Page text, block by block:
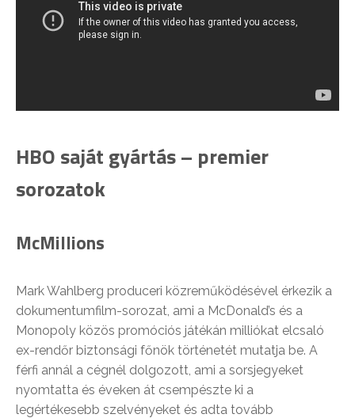
HBO saját gyártás – premier
sorozatok
McMillions
Mark Wahlberg produceri közreműködésével érkezik a
dokumentumfilm-sorozat, ami a McDonald’s és a
Monopoly közös promóciós játékán milliókat elcsaló
ex-rendőr biztonsági főnök történetét mutatja be. A
férfi annál a cégnél dolgozott, ami a sorsjegyeket
nyomtatta és éveken át csempészte ki a
legértékesebb szelvényeket és adta tovább